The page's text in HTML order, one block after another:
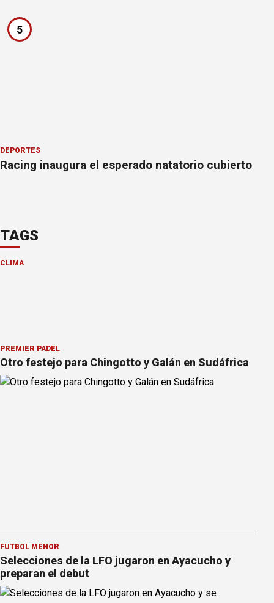
5
DEPORTES
Racing inaugura el esperado natatorio cubierto
TAGS
CLIMA
PREMIER PÁDEL
Otro festejo para Chingotto y Galán en Sudáfrica
FÚTBOL MENOR
Selecciones de la LFO jugaron en Ayacucho y
preparan el debut